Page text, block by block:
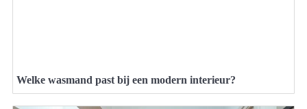
Welke wasmand past bij een modern interieur?